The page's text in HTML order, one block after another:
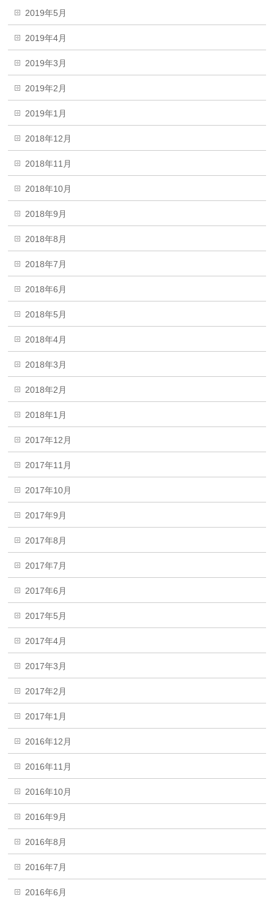
2019年5月
2019年4月
2019年3月
2019年2月
2019年1月
2018年12月
2018年11月
2018年10月
2018年9月
2018年8月
2018年7月
2018年6月
2018年5月
2018年4月
2018年3月
2018年2月
2018年1月
2017年12月
2017年11月
2017年10月
2017年9月
2017年8月
2017年7月
2017年6月
2017年5月
2017年4月
2017年3月
2017年2月
2017年1月
2016年12月
2016年11月
2016年10月
2016年9月
2016年8月
2016年7月
2016年6月